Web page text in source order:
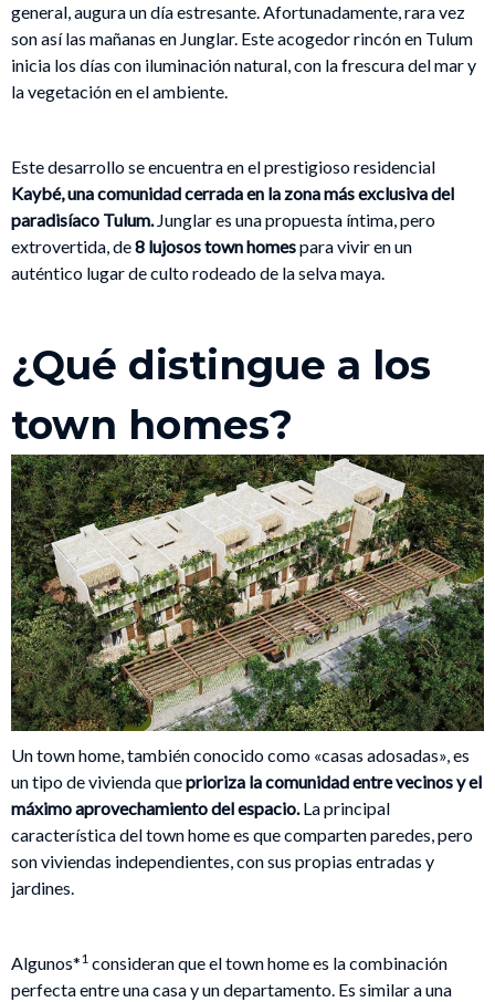
general, augura un día estresante. Afortunadamente, rara vez
son así las mañanas en Junglar. Este acogedor rincón en Tulum
inicia los días con iluminación natural, con la frescura del mar y
la vegetación en el ambiente.
Este desarrollo se encuentra en el prestigioso residencial
Kaybé, una comunidad cerrada en la zona más exclusiva del
paradisíaco Tulum.Junglar es una propuesta íntima, pero
extrovertida, de8 lujosos town homespara vivir en un
auténtico lugar de culto rodeado de la selva maya.
¿Qué distingue a los
town homes?
Un town home, también conocido como «casas adosadas», es
un tipo de vivienda queprioriza la comunidad entre vecinos y el
máximo aprovechamiento del espacio.La principal
característica del town home es que comparten paredes, pero
son viviendas independientes, con sus propias entradas y
jardines.
Algunos*1 consideran que el town home es la combinación
perfecta entre una casa y un departamento. Es similar a una